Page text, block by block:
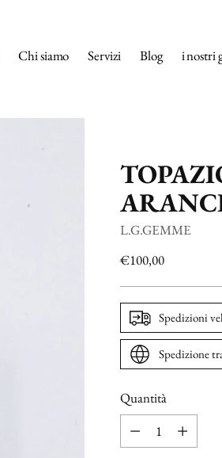
Chi siamo Servizi Blog i nostri
L.G.GEMME
Prezzo
listino
€100,00
Spedizioni
Spedizione
Quantità
Quantità